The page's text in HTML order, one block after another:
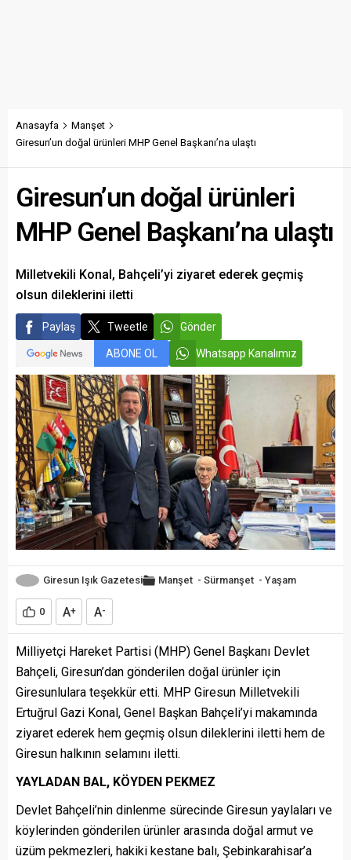
Anasayfa
Manşet
Giresun’un doğal ürünleri MHP Genel Başkanı’na ulaştı
Giresun’un doğal ürünleri
MHP Genel Başkanı’na ulaştı
Milletvekili Konal, Bahçeli’yi ziyaret ederek geçmiş
olsun dileklerini iletti
Paylaş Tweetle Gönder
ABONE OL Whatsapp Kanalımız
Giresun Işık Gazetesi Manşet - Sürmanşet - Yaşam
0 A+ A-
Milliyetçi Hareket Partisi (MHP) Genel Başkanı Devlet
Bahçeli, Giresun’dan gönderilen doğal ürünler için
Giresunlulara teşekkür etti. MHP Giresun Milletvekili
Ertuğrul Gazi Konal, Genel Başkan Bahçeli’yi makamında
ziyaret ederek hem geçmiş olsun dileklerini iletti hem de
Giresun halkının selamını iletti.
YAYLADAN BAL, KÖYDEN PEKMEZ
Devlet Bahçeli’nin dinlenme sürecinde Giresun yaylaları ve
köylerinden gönderilen ürünler arasında doğal armut ve
üzüm pekmezleri, hakiki kestane balı, Şebinkarahisar’a